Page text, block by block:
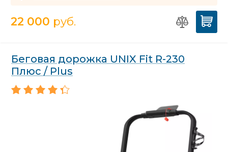
22 000 руб.
Беговая дорожка UNIX Fit R-230
Плюс / Plus